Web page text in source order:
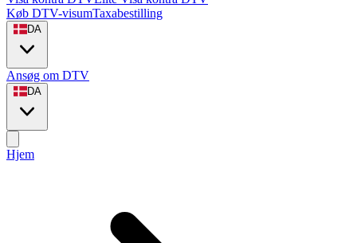
Køb DTV-visumTaxabestilling
DA
Ansøg om DTV
DA
Hjem